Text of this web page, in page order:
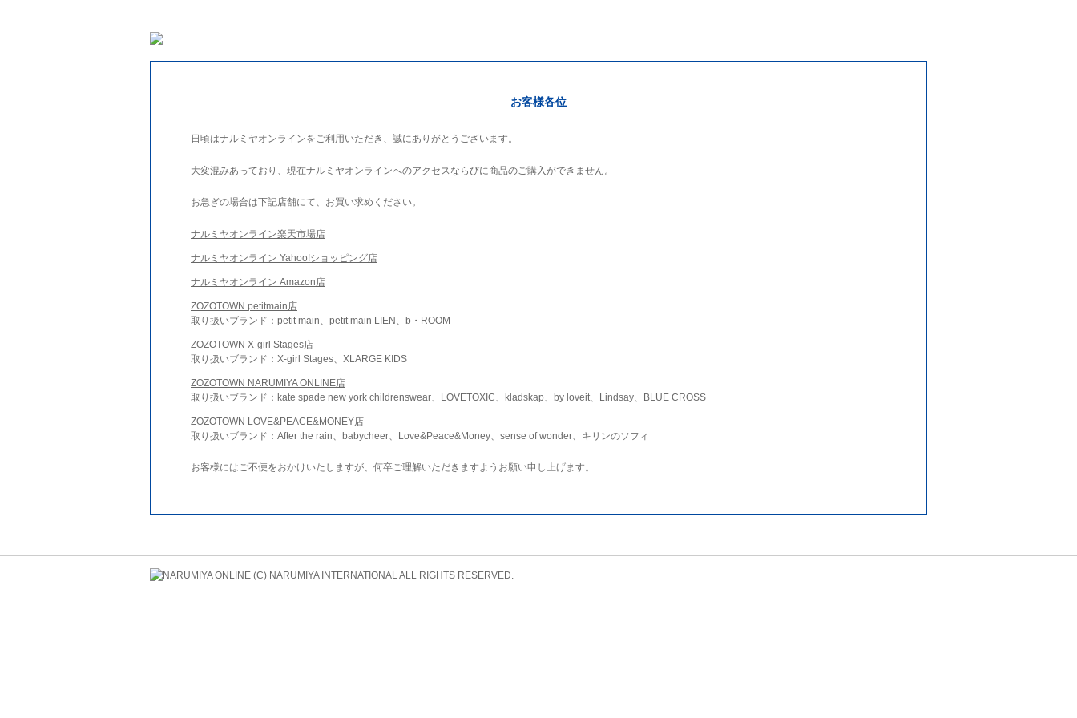
お客様各位
日頃はナルミヤオンラインをご利用いただき、誠にありがとうございます。
大変混みあっており、現在ナルミヤオンラインへのアクセスならびに商品のご購入ができません。
お急ぎの場合は下記店舗にて、お買い求めください。
ナルミヤオンライン楽天市場店
ナルミヤオンライン Yahoo!ショッピング店
ナルミヤオンライン Amazon店
ZOZOTOWN petitmain店
取り扱いブランド：petit main、petit main LIEN、b・ROOM
ZOZOTOWN X-girl Stages店
取り扱いブランド：X-girl Stages、XLARGE KIDS
ZOZOTOWN NARUMIYA ONLINE店
取り扱いブランド：kate spade new york childrenswear、LOVETOXIC、kladskap、by loveit、Lindsay、BLUE CROSS
ZOZOTOWN LOVE&PEACE&MONEY店
取り扱いブランド：After the rain、babycheer、Love&Peace&Money、sense of wonder、キリンのソフィ
お客様にはご不便をおかけいたしますが、何卒ご理解いただきますようお願い申し上げます。